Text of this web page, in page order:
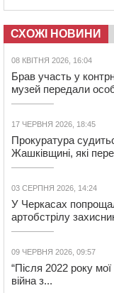
СХОЖІ НОВИНИ
08 КВІТНЯ 2026, 16:04
Брав участь у
музей передали
17 ЧЕРВНЯ 2026, 18:45
Прокуратура
Жашківщині, які
03 СЕРПНЯ 2026, 14:24
У Черкасах
артобстрілу
09 ЧЕРВНЯ 2026, 09:57
“Після 2022 року
війна з...